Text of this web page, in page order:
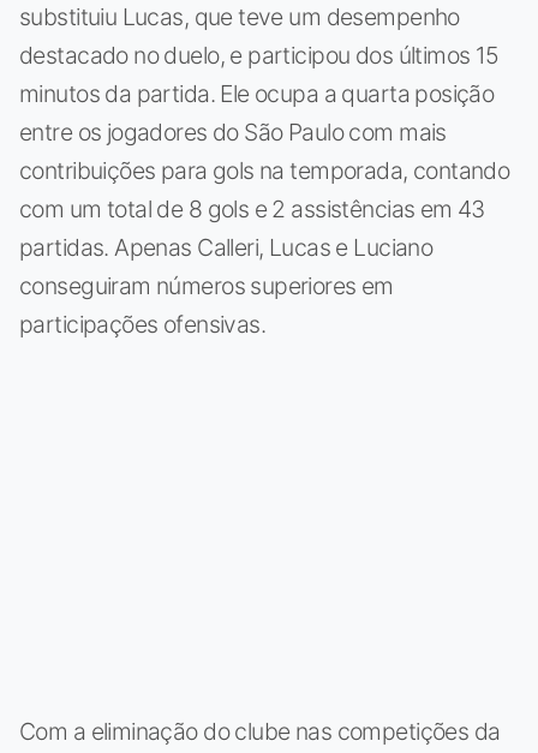
substituiu Lucas, que teve um desempenho
destacado no duelo, e participou dos últimos 15
minutos da partida. Ele ocupa a quarta posição
entre os jogadores do São Paulo com mais
contribuições para gols na temporada, contando
com um total de 8 gols e 2 assistências em 43
partidas. Apenas Calleri, Lucas e Luciano
conseguiram números superiores em
participações ofensivas.
Com a eliminação do clube nas competições da